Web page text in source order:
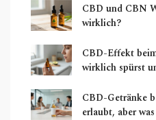
CBD und CBN
wirklich?
CBD-Effekt
wirklich spürst
CBD-Getränke
erlaubt, aber